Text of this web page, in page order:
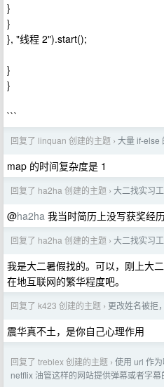
}
}
}, "线程 2").start();
}
}
```
回复了 linquan 创建的主题 › 大量 if-else
map 的时间复杂度是 1
回复了 ha2ha 创建的主题 › 大二找实习
@ha2ha 我当时简历上没写获奖经历
回复了 ha2ha 创建的主题 › 大二找实习
我是大二暑假找的。可以，刚上大
在地互联网的繁华程度吧。
回复了 k423 创建的主题 › 更改姓名被拒
震华真不土，是你自己心理作用
回复了 treblex 创建的主题 › 使用 url 作
netflix 油管这样的网站提供弹幕或者字